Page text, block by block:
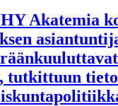
Akatemia
tutkittuun